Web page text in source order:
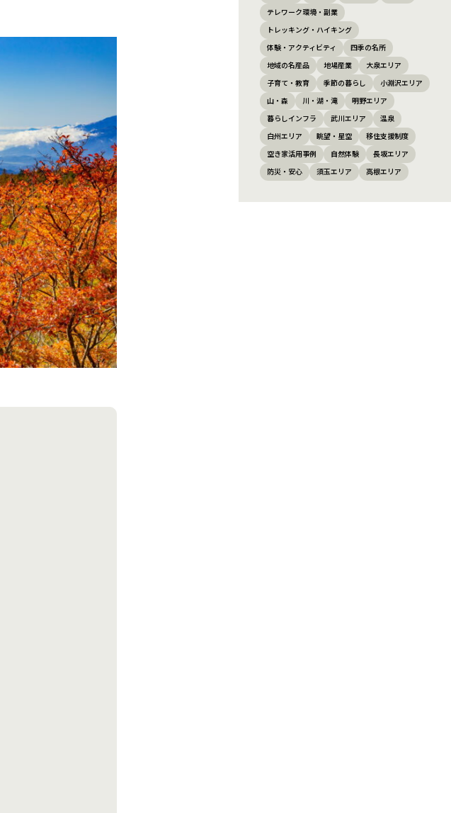
テレワーク環境・副業
トレッキング・ハイキング
体験・アクティビティ
四季の名所
地域の名産品
地場産業
大泉エリア
子育て・教育
季節の暮らし
小淵沢エリア
山・森
川・湖・滝
明野エリア
暮らしインフラ
武川エリア
温泉
白州エリア
眺望・星空
移住支援制度
空き家活用事例
自然体験
長坂エリア
防災・安心
須玉エリア 高根エリア